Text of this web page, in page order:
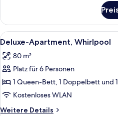
Apartment,
Whirlpool
(Exterior)
Alle
Fotos
für
Deluxe-
Apartment,
Whirlpool
anzeigen
10
Deluxe-Apartment, Whirlpool
80 m²
Platz für 6 Personen
1 Queen-Bett, 1 Doppelbett und
Kostenloses WLAN
Weitere Details
Weitere